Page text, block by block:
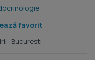
favorit
· Bucuresti